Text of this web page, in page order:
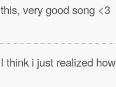
this, very good song <3
I think i just realized